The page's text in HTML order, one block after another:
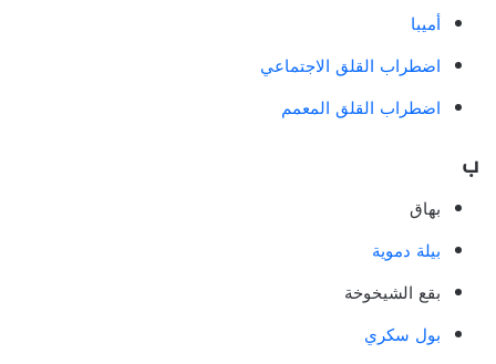
أميبا
اضطراب القلق الاجتماعي
اضطراب القلق المعمم
ب
بهاق
بيلة دموية
بقع الشيخوخة
بول سكري